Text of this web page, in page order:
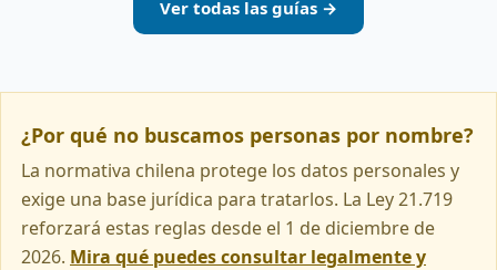
Ver todas las guías →
¿Por qué no buscamos personas por nombre?
La normativa chilena protege los datos personales y
exige una base jurídica para tratarlos. La Ley 21.719
reforzará estas reglas desde el 1 de diciembre de
2026. Mira qué puedes consultar legalmente y